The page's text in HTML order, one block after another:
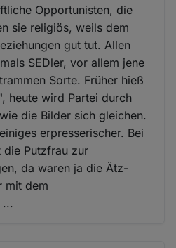
Opportunisten, die
sie religiös, weils dem
gut tut. Allen
SEDler, vor allem jene
Sorte. Früher hieß
heute wird Partei durch
die Bilder sich gleichen.
erpresserischer. Bei
Putzfrau zur
da waren ja die Ätz-
mit dem